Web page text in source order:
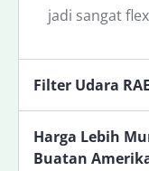
jadi sangat
Filter Udara
Harga Lebih
Buatan